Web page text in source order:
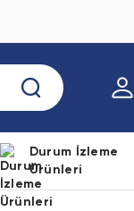
Durum İzleme
Ürünleri